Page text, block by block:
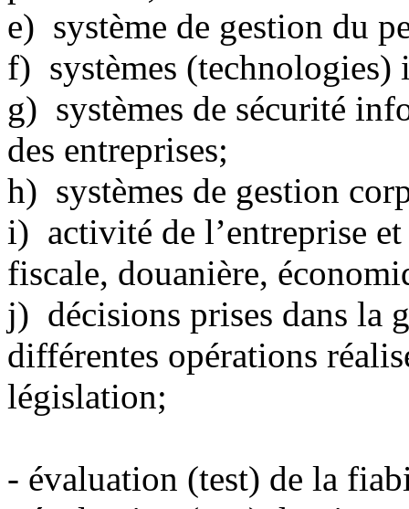
e) système de gestion du
f) systèmes (technologies)
g) systèmes de sécurité
des entreprises;
h) systèmes de gestion
i) activité de l’entreprise
fiscale, douanière,
j) décisions prises dans la
différentes opérations
législation;
- évaluation (test) de la